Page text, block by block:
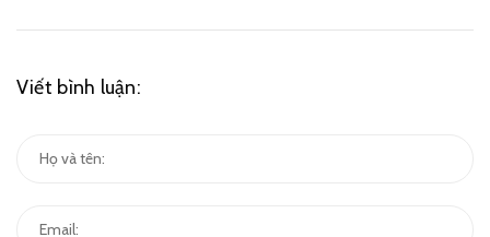
Viết bình luận: